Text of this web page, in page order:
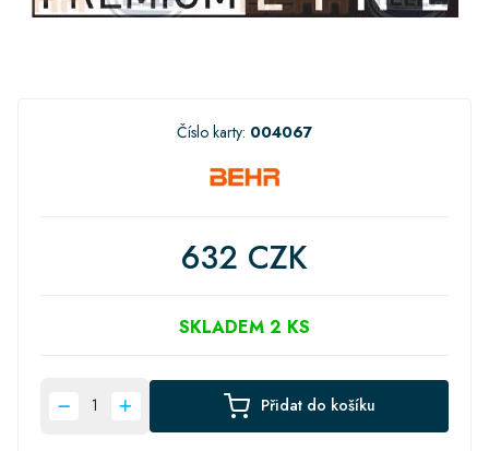
Číslo karty: 004067
632 CZK
SKLADEM 2 KS
Přidat do košíku